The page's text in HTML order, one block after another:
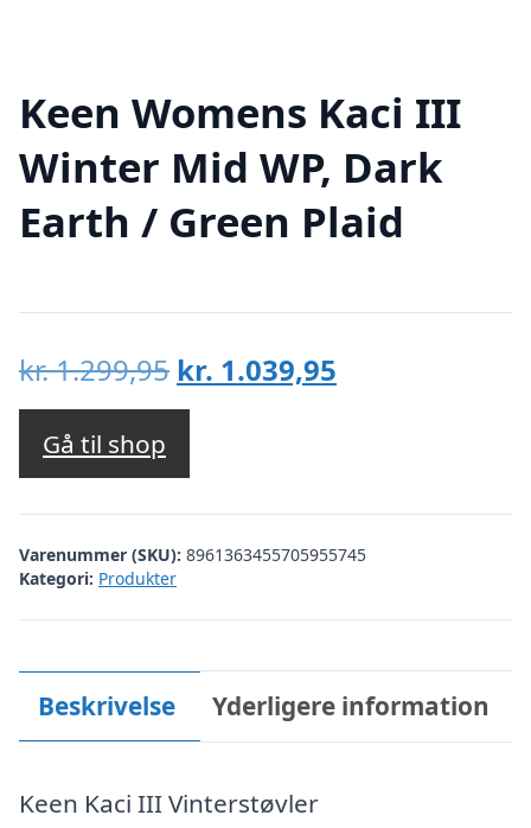
Keen Womens Kaci III
Winter Mid WP, Dark
Earth / Green Plaid
kr.1.299,95 Den
oprindelige
var:
kr. 1.299,95.
kr. 1.039,95
kr. 1.039,95.
Gå til shop
Varenummer (SKU): 8961363455705955745
Kategori: Produkter
Beskrivelse Yderligere information
Keen Kaci III Vinterstøvler